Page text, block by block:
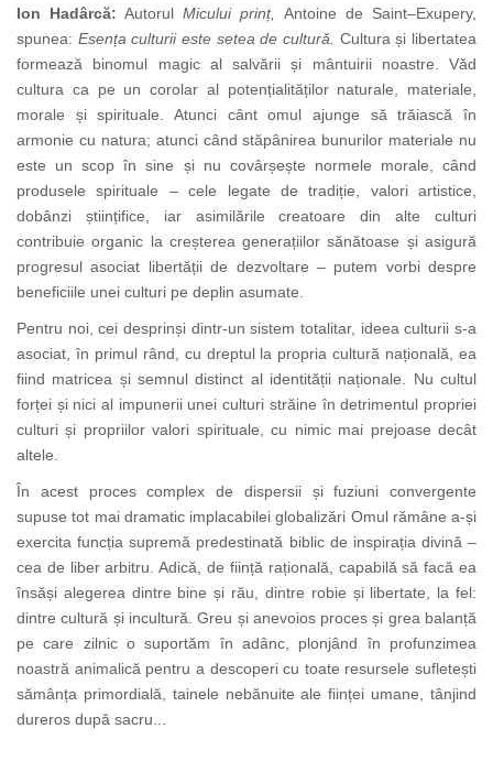
Ion Hadârcă: Autorul Micului prinț, Antoine de Saint–Exupery,
spunea: Esența culturii este setea de cultură.
Cultura și libertatea
formează binomul magic al salvării și mântuirii noastre. Văd
cultura ca pe un corolar al potențialităților naturale, materiale,
morale și spirituale. Atunci cânt omul ajunge să trăiască în
armonie cu natura; atunci când stăpânirea bunurilor materiale nu
este un scop în sine și nu covârșește normele morale, când
produsele spirituale – cele legate de tradiție, valori artistice,
dobânzi științifice, iar asimilările creatoare din alte culturi
contribuie organic la creșterea generațiilor sănătoase și asigură
progresul asociat libertății de dezvoltare – putem vorbi despre
beneficiile unei culturi pe deplin asumate.
Pentru noi, cei desprinși dintr-un sistem totalitar, ideea culturii s-a
asociat, în primul rând, cu dreptul la propria cultură națională, ea
fiind matricea și semnul distinct al identității naționale. Nu cultul
forței și nici al impunerii unei culturi străine în detrimentul propriei
culturi și propriilor valori spirituale, cu nimic mai prejoase decât
altele.
În acest proces complex de dispersii și fuziuni convergente
supuse tot mai dramatic implacabilei globalizări Omul rămâne a-și
exercita funcția supremă predestinată biblic de inspirația divină –
cea de liber arbitru. Adică, de ființă rațională, capabilă să facă ea
însăși alegerea dintre bine și rău, dintre robie și libertate, la fel:
dintre cultură și incultură. Greu și anevoios proces și grea balanță
pe care zilnic o suportăm în adânc, plonjând în profunzimea
noastră animalică pentru a descoperi cu toate resursele sufletești
sămânța primordială, tainele nebănuite ale ființei umane, tânjind
dureros după sacru...